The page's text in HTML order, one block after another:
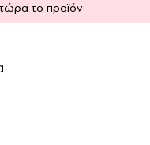
το προϊόν